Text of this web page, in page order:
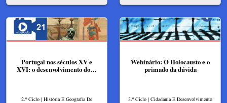
Portugal nos séculos XV e
XVI: o desenvolvimento do…
2.º Ciclo | História E Geografia De
Webinário: O Holocausto e o
primado da dúvida
3.º Ciclo | Cidadania E Desenvolvimento